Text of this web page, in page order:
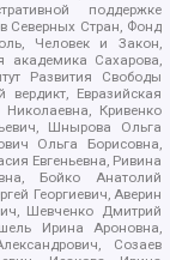
поддержке
Северных Стран, Фонд
Человек и Закон,
академика Сахарова,
Развития Свободы
Евразийская
Кривенко
Шнырова Ольга
Ольга Борисовна,
Евгеньевна, Ривина
Бойко Анатолий
Георгиевич, Аверин
Шевченко Дмитрий
Ирина Ароновна,
Созаев